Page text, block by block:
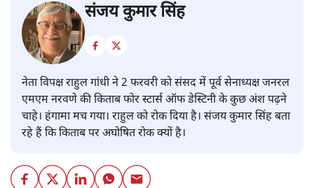
संजय कुमार सिंह
नेता विपक्ष राहुल गांधी ने 2 फरवरी को संसद में पूर्व सेनाध्यक्ष जनरल
एमएम नरवणे की किताब फोर स्टार्स ऑफ डेस्टिनी के कुछ अंश पढ़ने
चाहे। हंगामा मच गया। राहुल को रोक दिया है। संजय कुमार सिंह बता
रहे हैं कि किताब पर अघोषित रोक क्यों है।